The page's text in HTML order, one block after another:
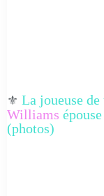
⚜️ La joueuse
Williams épouse
(photos)